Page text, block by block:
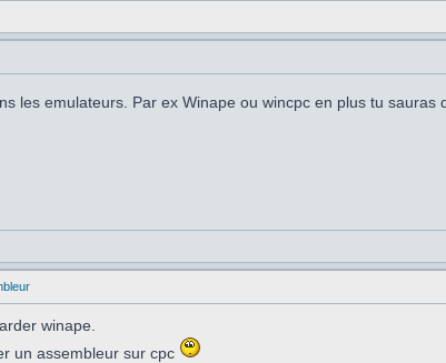
les emulateurs. Par ex Winape ou wincpc en plus tu sauras
winape.
un assembleur sur cpc